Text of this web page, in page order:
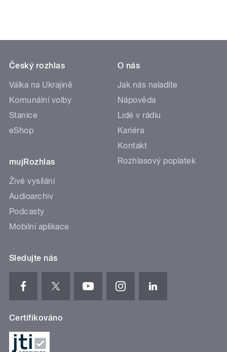
Český rozhlas
Válka na Ukrajině
Komunální volby
Stanice
eShop
mujRozhlas
Živé vysílání
Audioarchiv
Podcasty
Mobilní aplikace
O nás
Jak nás naladíte
Nápověda
Lidé v rádiu
Kariéra
Kontakt
Rozhlasový poplatek
Sledujte nás
Certifikováno